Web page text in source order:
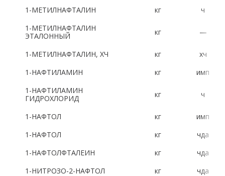
2 3 4 7
0
1-МЕТИЛНАФТАЛИН
кг
ч
1-МЕТИЛНАФТАЛИН
ЭТАЛОННЫЙ
кг —
1-МЕТИЛНАФТАЛИН, ХЧ кг
хч
1-НАФТИЛАМИН
кг
имп
1-НАФТИЛАМИН
ГИДРОХЛОРИД
кг ч
1-НАФТОЛ кг
имп
1-НАФТОЛ
кг
чда
1-НАФТОЛФТАЛЕИН
кг
чда
1-НИТРОЗО-2-НАФТОЛ
кг
чда